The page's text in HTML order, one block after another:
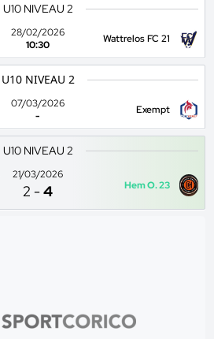
U10 NIVEAU 2
28/02/2026
10:30
Wattrelos FC 21
U10 NIVEAU 2
07/03/2026
-
Exempt
U10 NIVEAU 2
21/03/2026
2 -4 Hem O. 23